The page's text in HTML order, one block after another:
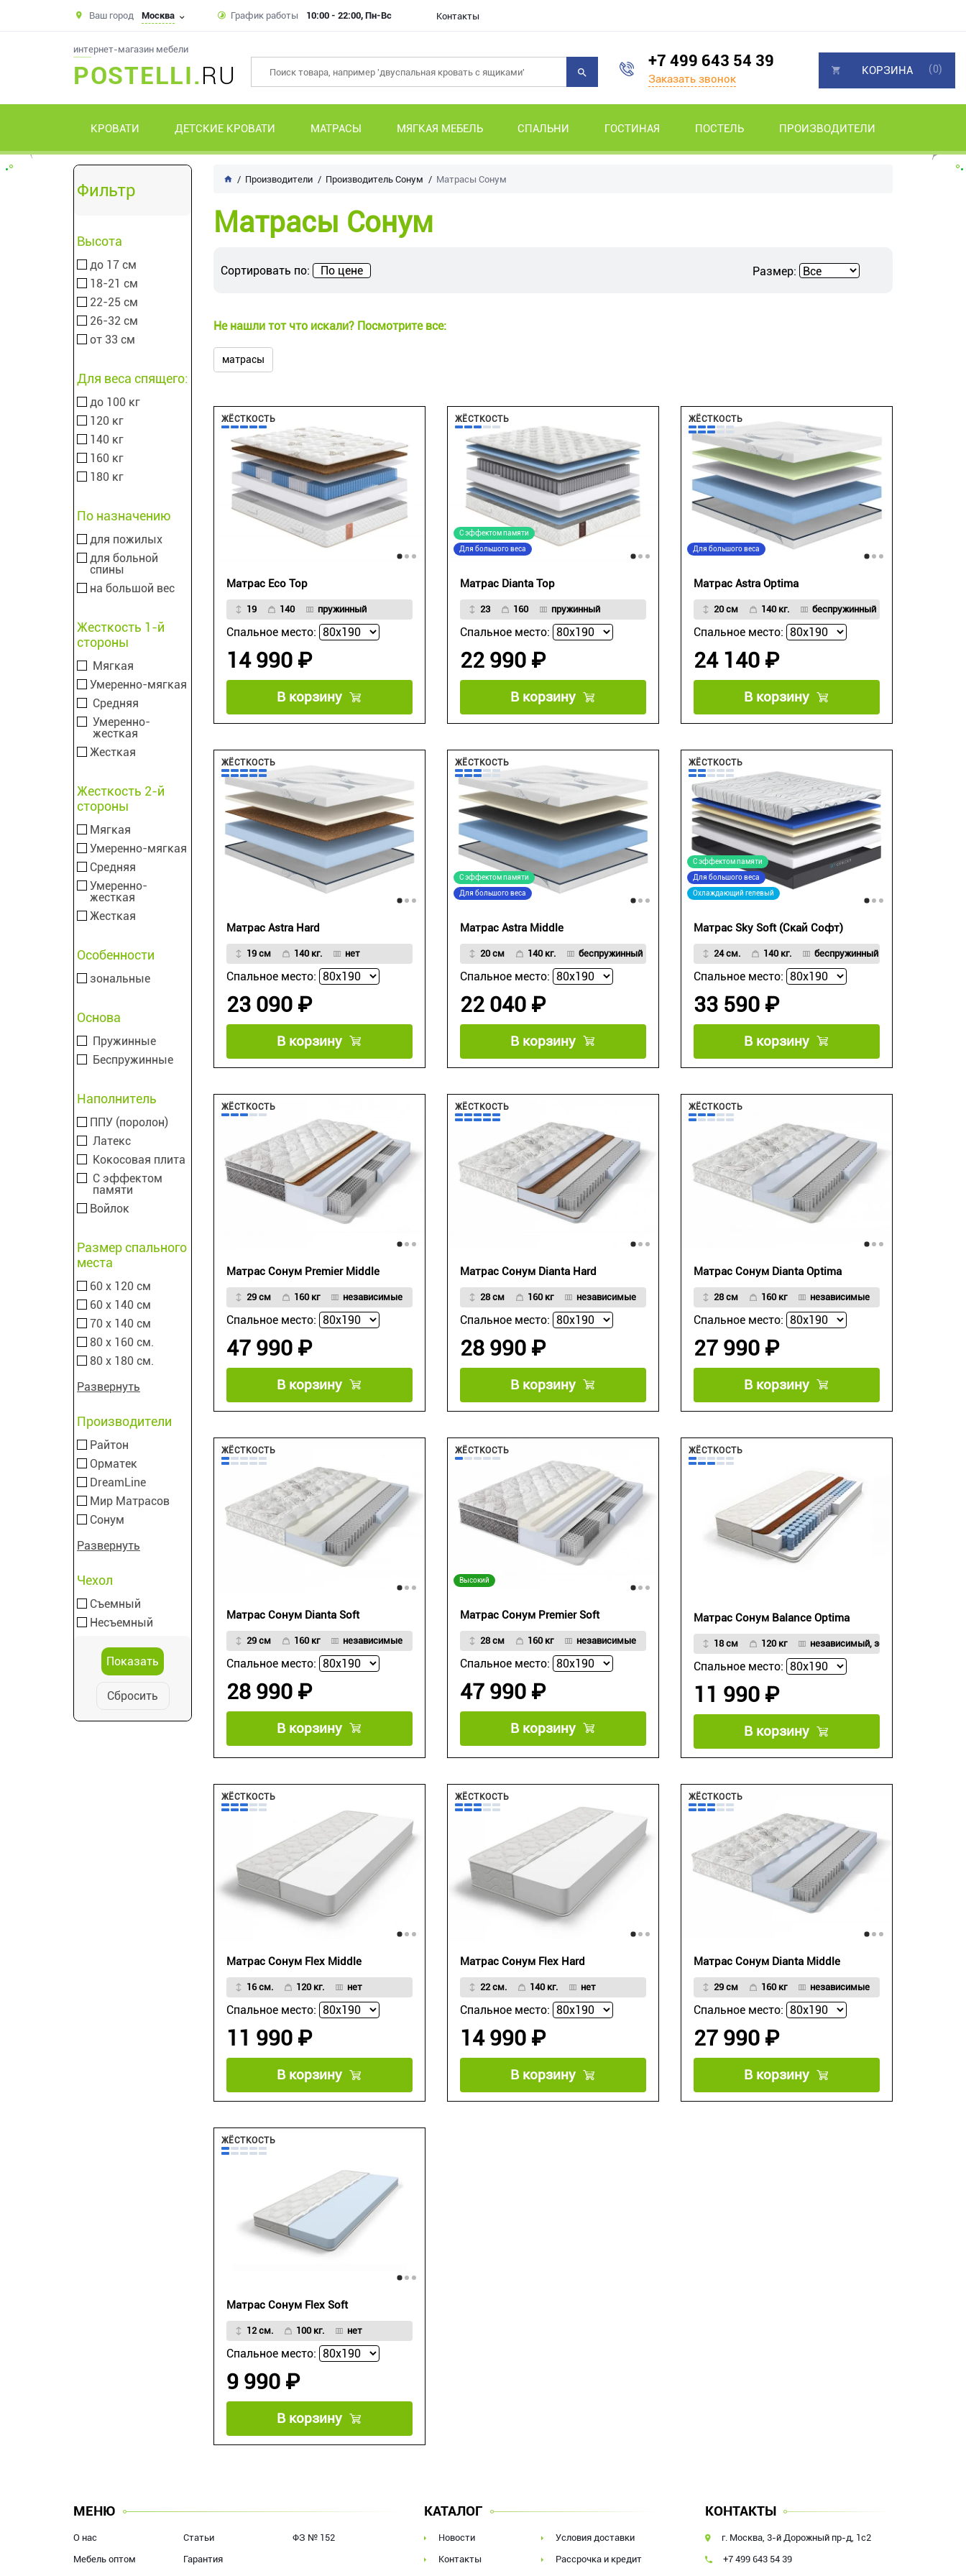
Ваш город Москва График работы 10:00 - 22:00, Пн-Вс Контакты
интернет-магазин мебели
POSTELLI.RU
+7 499 643 54 39
Заказать звонок
КРОВАТИ ДЕТСКИЕ КРОВАТИ МАТРАСЫ МЯГКАЯ МЕБЕЛЬ СПАЛЬНИ ГОСТИНАЯ ПОСТЕЛЬ ПРОИЗВОДИТЕЛИ
КОРЗИНА (0)
Фильтр
Высота
до 17 см
18-21 см
22-25 см
26-32 см
от 33 см
Для веса спящего:
до 100 кг
120 кг
140 кг
160 кг
180 кг
По назначению
для пожилых
для больной
спины
на большой вес
Жесткость 1-й
стороны
Мягкая
Умеренно-мягкая
Средняя
Умеренно-
жесткая
Жесткая
Жесткость 2-й
стороны
Мягкая
Умеренно-мягкая
Средняя
Умеренно-
жесткая
Жесткая
Особенности
зональные
Основа
Пружинные
Беспружинные
Наполнитель
ППУ (поролон)
Латекс
Кокосовая плита
С эффектом
памяти
Войлок
Размер спального
места
60 х 120 см
60 х 140 см
70 х 140 см
80 х 160 см.
80 х 180 см.
Развернуть
Производители
Райтон
Орматек
DreamLine
Мир Матрасов
Сонум
Развернуть
Чехол
Съемный
Несъемный
Сбросить
Производители Производитель Сонум Матрасы Сонум
Матрасы Сонум
Сортировать по: По цене Размер:
Не нашли тот что искали? Посмотрите все:
матрасы
ЖЁСТКОСТЬ
Матрас Eco Top
19 140 пружинный
Спальное место:
14 990 ₽
В корзину
ЖЁСТКОСТЬ
С эффектом памяти
Для большого веса
Матрас Dianta Top
23 160 пружинный
Спальное место:
22 990 ₽
В корзину
ЖЁСТКОСТЬ
Для большого веса
Матрас Astra Optima
20 см 140 кг. беспружинный
Спальное место:
24 140 ₽
В корзину
ЖЁСТКОСТЬ
Матрас Astra Hard
19 см 140 кг. нет
Спальное место:
23 090 ₽
В корзину
ЖЁСТКОСТЬ
С эффектом памяти
Для большого веса
Матрас Astra Middle
20 см 140 кг. беспружинный
Спальное место:
22 040 ₽
В корзину
ЖЁСТКОСТЬ
С эффектом памяти
Для большого веса
Охлаждающий гелевый
Матрас Sky Soft (Скай Софт)
24 см. 140 кг. беспружинный
Спальное место:
33 590 ₽
В корзину
ЖЁСТКОСТЬ
Матрас Сонум Premier Middle
29 см 160 кг независимые
Спальное место:
47 990 ₽
В корзину
ЖЁСТКОСТЬ
Матрас Сонум Dianta Hard
28 см 160 кг независимые
Спальное место:
28 990 ₽
В корзину
ЖЁСТКОСТЬ
Матрас Сонум Dianta Optima
28 см 160 кг независимые
Спальное место:
27 990 ₽
В корзину
ЖЁСТКОСТЬ
Матрас Сонум Dianta Soft
29 см 160 кг независимые
Спальное место:
28 990 ₽
В корзину
ЖЁСТКОСТЬ
Высокий
Матрас Сонум Premier Soft
28 см 160 кг независимые
Спальное место:
47 990 ₽
В корзину
ЖЁСТКОСТЬ
Матрас Сонум Balance Optima
18 см 120 кг независимый, зональный
Спальное место:
11 990 ₽
В корзину
ЖЁСТКОСТЬ
Матрас Сонум Flex Middle
16 см. 120 кг. нет
Спальное место:
11 990 ₽
В корзину
ЖЁСТКОСТЬ
Матрас Сонум Flex Hard
22 см. 140 кг. нет
Спальное место:
14 990 ₽
В корзину
ЖЁСТКОСТЬ
Матрас Сонум Dianta Middle
29 см 160 кг независимые
Спальное место:
27 990 ₽
В корзину
ЖЁСТКОСТЬ
Матрас Сонум Flex Soft
12 см. 100 кг. нет
Спальное место:
9 990 ₽
В корзину
МЕНЮ
О нас
Мебель оптом
Статьи
Гарантия
ФЗ № 152
КАТАЛОГ
Новости
Контакты
Условия доставки
Рассрочка и кредит
КОНТАКТЫ
г. Москва, 3-й Дорожный пр-д, 1с2
+7 499 643 54 39